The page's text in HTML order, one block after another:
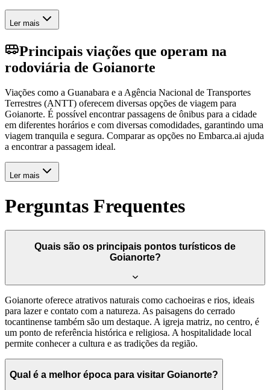
Ler mais
Principais viações que operam na
rodoviária de Goianorte
Viações como a Guanabara e a Agência Nacional de Transportes
Terrestres (ANTT) oferecem diversas opções de viagem para
Goianorte. É possível encontrar passagens de ônibus para a cidade
em diferentes horários e com diversas comodidades, garantindo uma
viagem tranquila e segura. Comparar as opções no Embarca.ai ajuda
a encontrar a passagem ideal.
Ler mais
Perguntas Frequentes
Quais são os principais pontos turísticos de
Goianorte?
Goianorte oferece atrativos naturais como cachoeiras e rios, ideais
para lazer e contato com a natureza. As paisagens do cerrado
tocantinense também são um destaque. A igreja matriz, no centro, é
um ponto de referência histórica e religiosa. A hospitalidade local
permite conhecer a cultura e as tradições da região.
Qual é a melhor época para visitar Goianorte?